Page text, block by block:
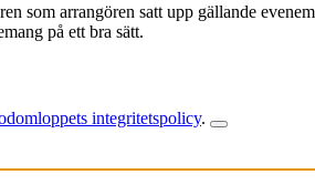
som arrangören satt upp gällande
på ett bra sätt.
integritetspolicy.